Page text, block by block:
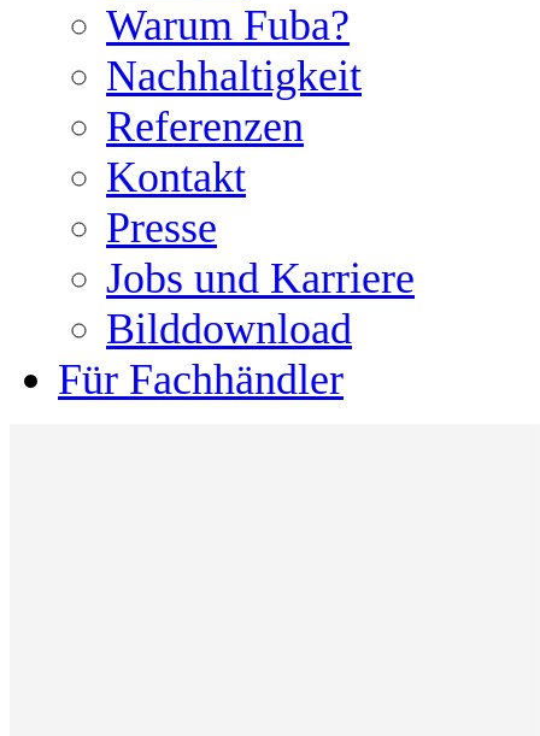
Warum Fuba?
Nachhaltigkeit
Referenzen
Kontakt
Presse
Jobs und Karriere
Bilddownload
Für Fachhändler